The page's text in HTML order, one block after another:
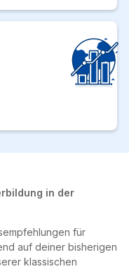
in der
für
auf deiner bisherigen
klassischen